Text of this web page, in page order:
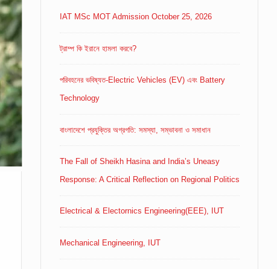
IAT MSc MOT Admission October 25, 2026
ট্রাম্প কি ইরানে হামলা করবে?
পরিবহনের ভবিষ্যত-Electric Vehicles (EV) এবং Battery
Technology
বাংলাদেশে প্রযুক্তির অগ্রগতি: সমস্যা, সম্ভাবনা ও সমাধান
The Fall of Sheikh Hasina and India’s Uneasy
Response: A Critical Reflection on Regional Politics
Electrical & Electornics Engineering(EEE), IUT
Mechanical Engineering, IUT